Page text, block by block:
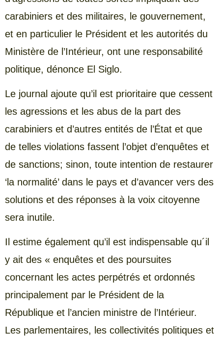
carabiniers et des militaires, le gouvernement,
et en particulier le Président et les autorités du
Ministère de l’Intérieur, ont une responsabilité
politique, dénonce El Siglo.
Le journal ajoute qu’il est prioritaire que cessent
les agressions et les abus de la part des
carabiniers et d’autres entités de l’État et que
de telles violations fassent l’objet d’enquêtes et
de sanctions; sinon, toute intention de restaurer
‘la normalité’ dans le pays et d’avancer vers des
solutions et des réponses à la voix citoyenne
sera inutile.
Il estime également qu’il est indispensable qu´il
y ait des « enquêtes et des poursuites
concernant les actes perpétrés et ordonnés
principalement par le Président de la
République et l’ancien ministre de l’Intérieur.
Les parlementaires, les collectivités politiques et